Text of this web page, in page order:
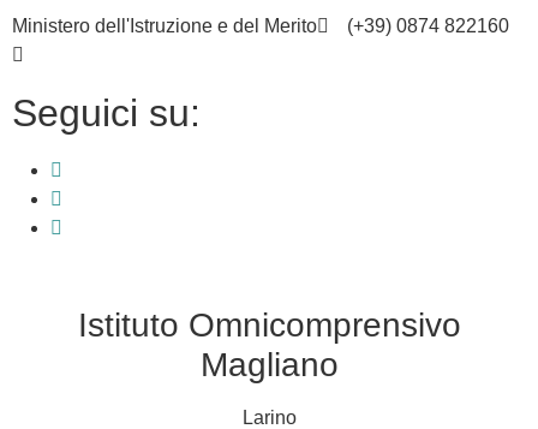
Ministero dell'Istruzione e del Merito
(+39) 0874 822160
Seguici su:
Istituto Omnicomprensivo
Magliano
Larino